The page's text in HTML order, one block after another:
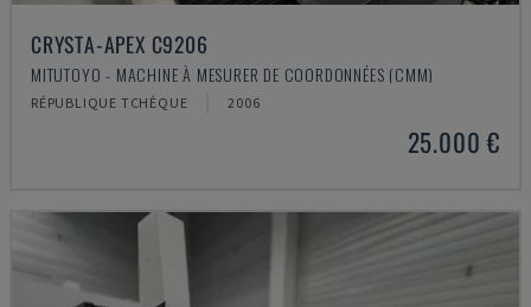
CRYSTA-APEX C9206
MITUTOYO - MACHINE À MESURER DE COORDONNÉES (CMM)
RÉPUBLIQUE TCHÈQUE 2006
25.000 €